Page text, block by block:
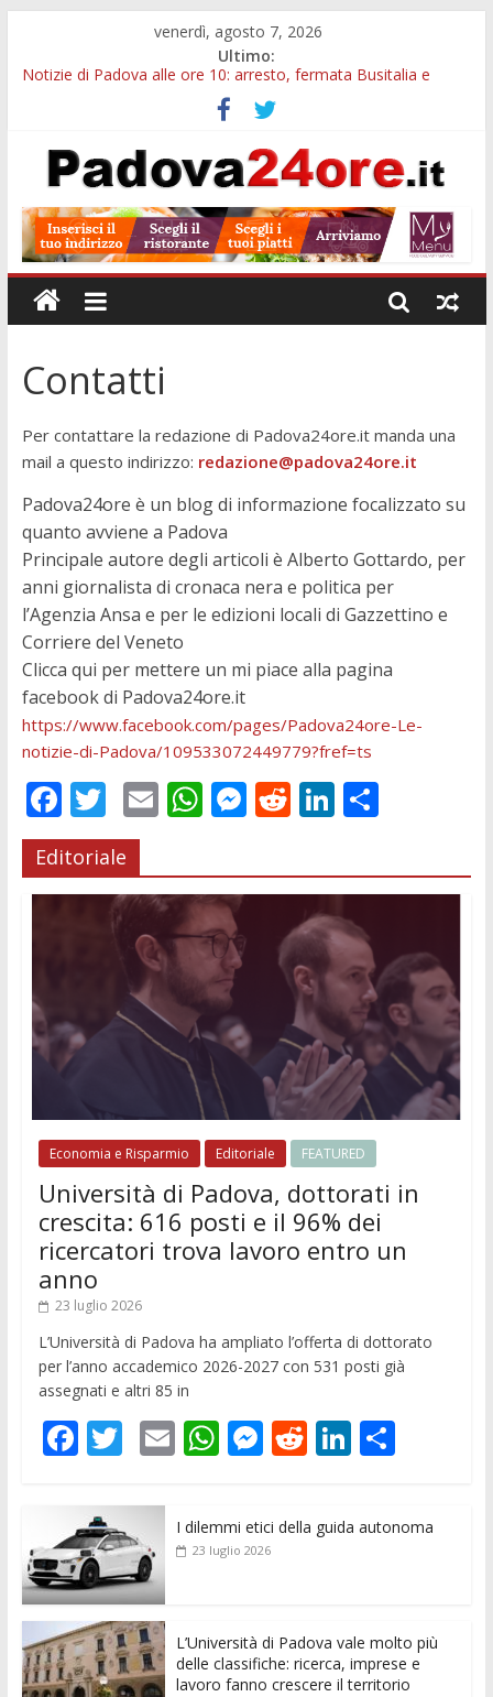
venerdì, agosto 7, 2026
Ultimo:
Notizie di Padova alle ore 10: arresto, fermata Busitalia e
Notizie di Padova alle ore 23: maltrattamenti, arresto a
Limena e progetto Cool Shop
Bando sicurezza urbana Veneto: 650mila euro per Comuni e
Sicurezza esodo estivo Padova: più controlli su strade, stazioni
e treni
Bonus trasporto pubblico Veneto: 200 euro per l’abbonamento
annuale
Contatti
Per contattare la redazione di Padova24ore.it manda una
mail a questo indirizzo: redazione@padova24ore.it
Padova24ore è un blog di informazione focalizzato su
quanto avviene a Padova
Principale autore degli articoli è Alberto Gottardo, per
anni giornalista di cronaca nera e politica per
l’Agenzia Ansa e per le edizioni locali di Gazzettino e
Corriere del Veneto
Clicca qui per mettere un mi piace alla pagina
facebook di Padova24ore.it
https://www.facebook.com/pages/Padova24ore-Le-
notizie-di-Padova/109533072449779?fref=ts
F
ac
e
b
k
T
w
itt
er
E
ai
l
W
at
s
A
p
p
M
ss
e
R
d
di
t
Li
k
e
dI
n
C
n
di
di
Editoriale
Economia e Risparmio Editoriale FEATURED
Università di Padova, dottorati in
crescita: 616 posti e il 96% dei
ricercatori trova lavoro entro un
anno
23 luglio 2026
L’Università di Padova ha ampliato l’offerta di dottorato
per l’anno accademico 2026-2027 con 531 posti già
assegnati e altri 85 in
F
e
b
o
o
k
T
itt
er
E
ai
l
W
s
p
M
ss
e
er
R
di
Li
e
C
di
I dilemmi etici della guida autonoma
23 luglio 2026
L’Università di Padova vale molto più
delle classifiche: ricerca, imprese e
lavoro fanno crescere il territorio